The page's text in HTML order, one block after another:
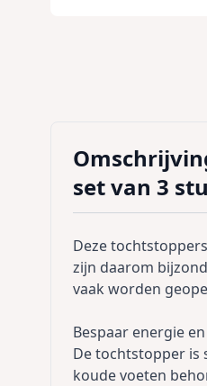
set van 3
Deze
zijn daarom
vaak worden
Bespaar energie
De tochtstopper is
koude voeten